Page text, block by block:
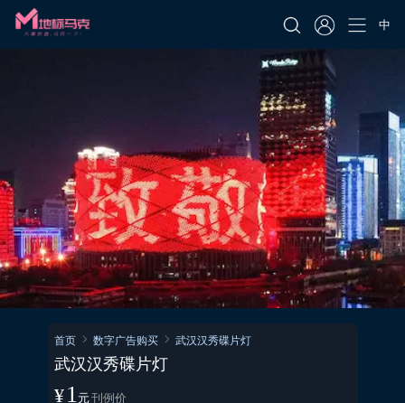
中
首页 数字广告购买 武汉汉秀碟片灯
武汉汉秀碟片灯
¥1 元刊例价